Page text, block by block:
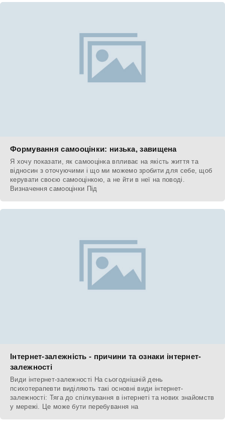
Формування самооцінки: низька, завищена
Я хочу показати, як самооцінка впливає на якість життя та
відносин з оточуючими і що ми можемо зробити для себе, щоб
керувати своєю самооцінкою, а не йти в неї на поводі.
Визначення самооцінки Під
Інтернет-залежність - причини та ознаки інтернет-
залежності
Види інтернет-залежності На сьогоднішній день
психотерапевти виділяють такі основні види інтернет-
залежності: Тяга до спілкування в інтернеті та нових знайомств
у мережі. Це може бути перебування на